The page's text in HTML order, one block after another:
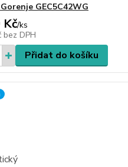
GEC5C42WG
Kč/ks
bez DPH
Přidat do košíku